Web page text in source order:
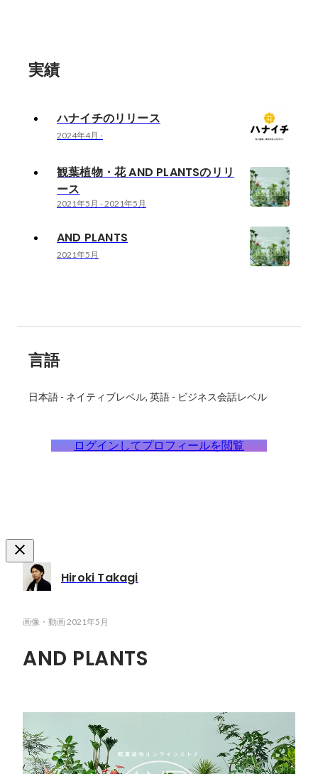
実績
ハナイチのリリース
2024年4月 -
観葉植物・花 AND PLANTSのリリ
ース
2021年5月 -2021年5月
AND PLANTS
2021年5月
言語
日本語 - ネイティブレベル 英語 - ビジネス会話レベル
ログインしてプロフィールを閲覧
Hiroki Takagi
画像・動画2021年5月
AND PLANTS